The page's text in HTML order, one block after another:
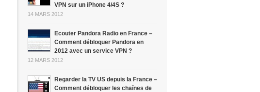
VPN sur un iPhone 4/4S ?
14 MARS 2012
Ecouter Pandora Radio en France –
Comment débloquer Pandora en
2012 avec un service VPN ?
12 MARS 2012
Regarder la TV US depuis la France –
Comment débloquer les chaînes de